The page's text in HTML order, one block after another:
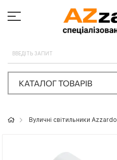
КАТАЛОГ ТОВАРІВ
Вуличні світильники Azzardo